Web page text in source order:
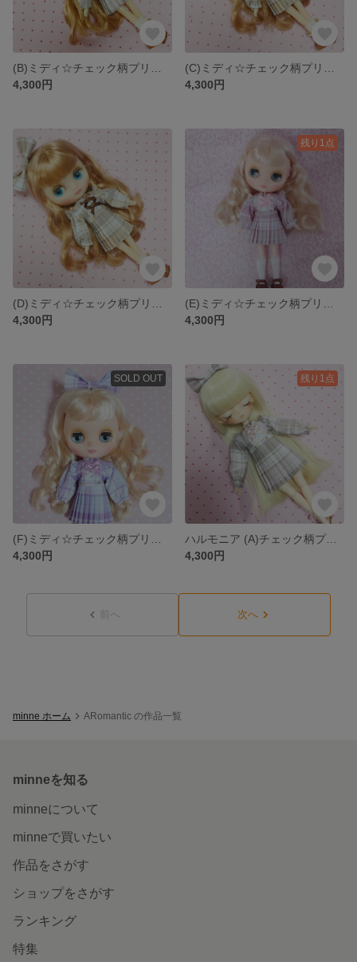
4,300円
4,300円
4,300円
残り1点
4,300円
SOLD OUT
4,300円
残り1点
ハルモニア (A)チェック柄プリーツスカートセット ARomantic
4,300円
前へ 次へ
minne ホーム ARomantic の作品一覧
minneを知る
minneについて
minneで買いたい
作品をさがす
ショップをさがす
ランキング
特集